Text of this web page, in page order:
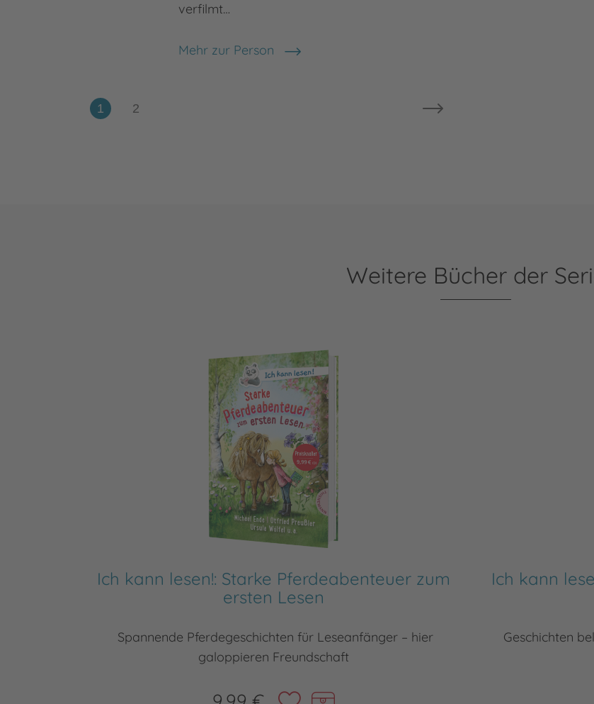
verfilmt…
Mehr zur Person
Michael Ende
Weitere Bücher der
Ich kann lesen!: Starke Pferdeabenteuer zum
ersten Lesen
Spannende Pferdegeschichten für Leseanfänger – hier
galoppieren Freundschaft
Ich kann
Geschichten